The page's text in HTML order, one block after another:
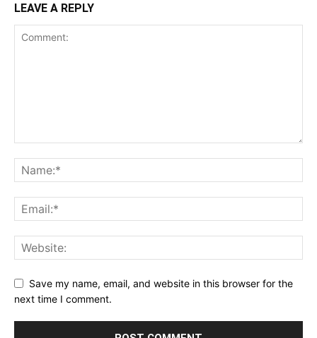
LEAVE A REPLY
Save my name, email, and website in this browser for the
next time I comment.